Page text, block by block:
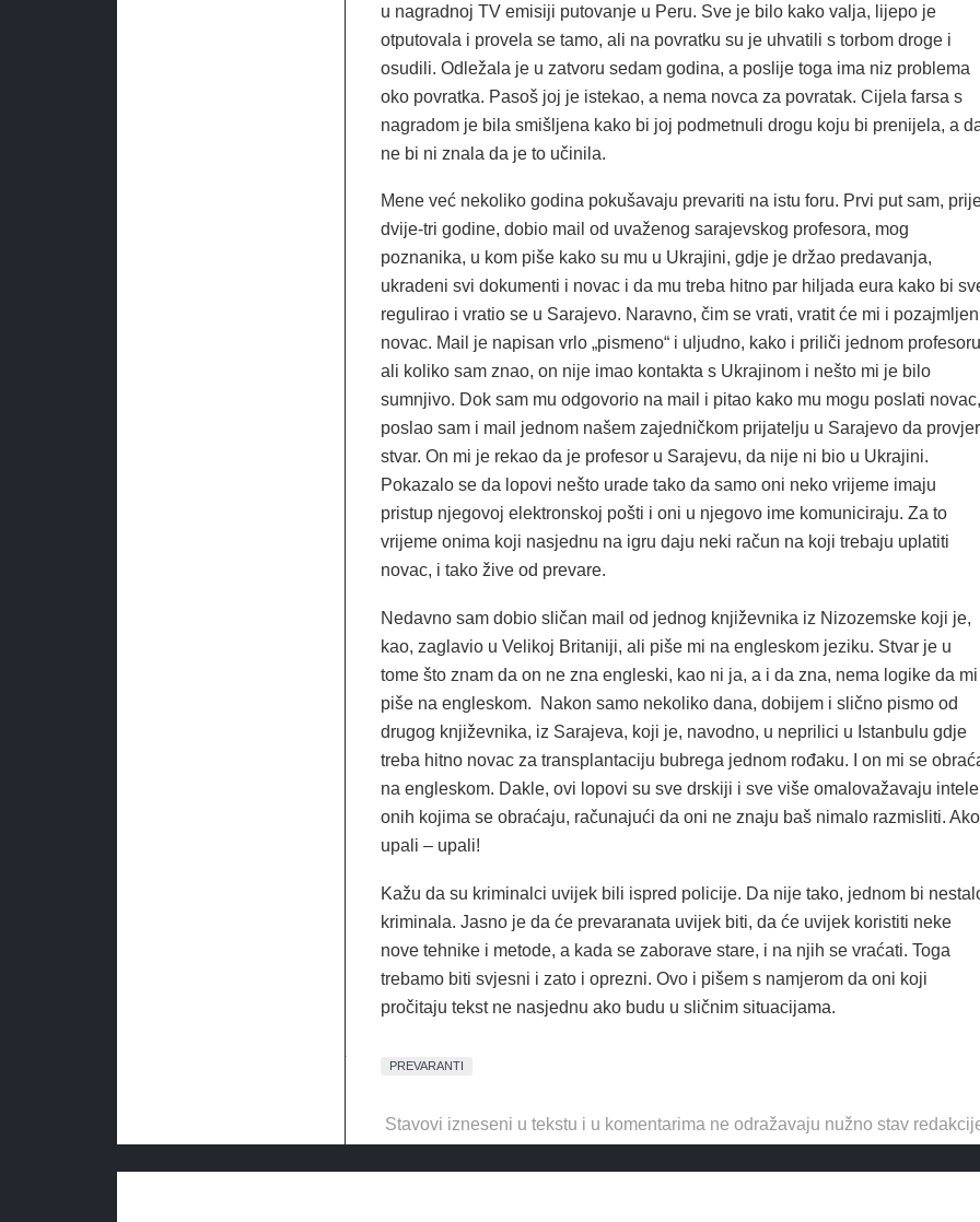
u nagradnoj TV emisiji putovanje u Peru. Sve je bilo kako valja, lijepo je
otputovala i provela se tamo, ali na povratku su je uhvatili s torbom droge i
osudili. Odležala je u zatvoru sedam godina, a poslije toga ima niz problema
oko povratka. Pasoš joj je istekao, a nema novca za povratak. Cijela farsa s
nagradom je bila smišljena kako bi joj podmetnuli drogu koju bi prenijela, a
ne bi ni znala da je to učinila.
Mene već nekoliko godina pokušavaju prevariti na istu foru. Prvi put sam,
dvije-tri godine, dobio mail od uvaženog sarajevskog profesora, mog
poznanika, u kom piše kako su mu u Ukrajini, gdje je držao predavanja,
ukradeni svi dokumenti i novac i da mu treba hitno par hiljada eura kako bi
regulirao i vratio se u Sarajevo. Naravno, čim se vrati, vratit će mi i
novac. Mail je napisan vrlo „pismeno“ i uljudno, kako i priliči jednom
ali koliko sam znao, on nije imao kontakta s Ukrajinom i nešto mi je bilo
sumnjivo. Dok sam mu odgovorio na mail i pitao kako mu mogu poslati novac,
poslao sam i mail jednom našem zajedničkom prijatelju u Sarajevo da
stvar. On mi je rekao da je profesor u Sarajevu, da nije ni bio u Ukrajini.
Pokazalo se da lopovi nešto urade tako da samo oni neko vrijeme imaju
pristup njegovoj elektronskoj pošti i oni u njegovo ime komuniciraju. Za to
vrijeme onima koji nasjednu na igru daju neki račun na koji trebaju uplatiti
novac, i tako žive od prevare.
Nedavno sam dobio sličan mail od jednog književnika iz Nizozemske koji je,
kao, zaglavio u Velikoj Britaniji, ali piše mi na engleskom jeziku. Stvar je u
tome što znam da on ne zna engleski, kao ni ja, a i da zna, nema logike da mi
piše na engleskom. Nakon samo nekoliko dana, dobijem i slično pismo od
drugog književnika, iz Sarajeva, koji je, navodno, u neprilici u Istanbulu gdje
treba hitno novac za transplantaciju bubrega jednom rođaku. I on mi se
na engleskom. Dakle, ovi lopovi su sve drskiji i sve više omalovažavaju
onih kojima se obraćaju, računajući da oni ne znaju baš nimalo razmisliti. Ako
upali – upali!
Kažu da su kriminalci uvijek bili ispred policije. Da nije tako, jednom bi
kriminala. Jasno je da će prevaranata uvijek biti, da će uvijek koristiti neke
nove tehnike i metode, a kada se zaborave stare, i na njih se vraćati. Toga
trebamo biti svjesni i zato i oprezni. Ovo i pišem s namjerom da oni koji
pročitaju tekst ne nasjednu ako budu u sličnim situacijama.
PREVARANTI
Stavovi izneseni u tekstu i u komentarima ne odražavaju nužno stav